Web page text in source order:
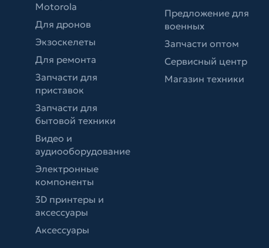
Motorola
Для дронов
Экзоскелеты
Для ремонта
Запчасти для
приставок
Запчасти для
бытовой техники
Видео и
аудиооборудование
Электронные
компоненты
3D принтеры и
аксессуары
Аксессуары
Предложение для
военных
Запчасти оптом
Сервисный центр
Магазин техники